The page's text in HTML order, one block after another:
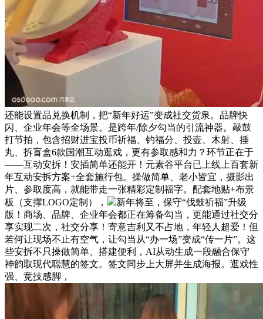
还能设置品兑换机制，把“新年好运”变成社交货泉。品牌快
闪、企业年会等全场景。是跨年/除夕勾当的引流神器。敲鼓
打节拍，包含招财进宝投币祈福、钓福分、投壶、木射、捶
丸、拆盲盒6款国潮互动逛戏，更有参取感和力？环节正在于
——互动安拆！安插简单还能开！元素谷平台已上线上百套新
年互动安拆方案+全套施行包。操做简单、老小皆宜，摄影出
片、参取度高，就能带走一张精彩定制福字。配套地贴+布景
板（支撑LOGO定制），
新年将至，保守“伐鼓祈福”升级
版！商场、品牌、企业年会都正在筹备勾当，更能通过社交分
享实现二次，社交分享！寄意吉利又不占地，年轻人超爱！但
若何让现场不止有空气，让勾当从“办一场”变成“传一片”。这
些安拆不只操做简单、搭建便利，AI从动生成一段融合保守
神韵取现代聪慧的签文。签文同步上大屏并生成海报。逛戏性
强、竞技感脚，